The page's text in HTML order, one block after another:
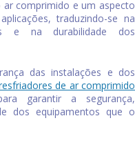
ar comprimido e um aspecto
traduzindo-se na
e na durabilidade dos
das instalações e dos
de ar comprimido
garantir a segurança,
dos equipamentos que o